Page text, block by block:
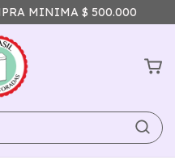
MINIMA $ 500.000